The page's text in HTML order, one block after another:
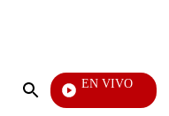
Enviar
EN VIVO
Mi Pecado